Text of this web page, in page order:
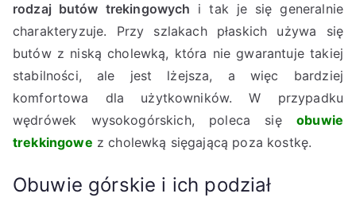
rodzaj butów trekingowych i tak je się generalnie
charakteryzuje. Przy szlakach płaskich używa się
butów z niską cholewką, która nie gwarantuje takiej
stabilności, ale jest lżejsza, a więc bardziej
komfortowa dla użytkowników. W przypadku
wędrówek wysokogórskich, poleca sięobuwie
trekkingowe z cholewką sięgającą poza kostkę.
Obuwie górskie i ich podział